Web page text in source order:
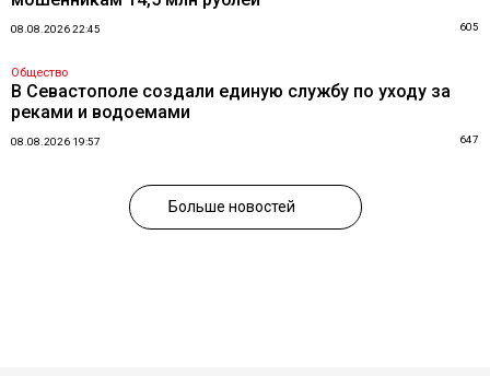
08.08.2026 22:45 605
Общество
В Севастополе создали единую службу по уходу за
реками и водоемами
08.08.2026 19:57 647
Больше новостей